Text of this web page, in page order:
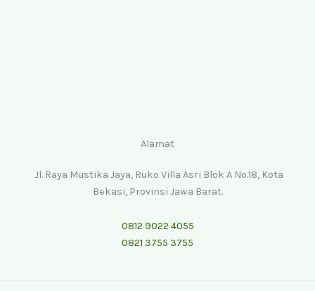
Alamat
Jl. Raya Mustika Jaya, Ruko Villa Asri Blok A No.18, Kota
Bekasi, Provinsi Jawa Barat.
0812 9022 4055
0821 3755 3755